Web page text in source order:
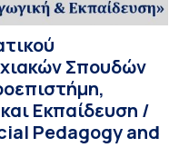
Σπουδών
Εκπαίδευση /
Pedagogy and